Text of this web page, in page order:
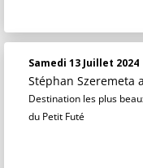
Samedi 13 Juillet 2024
Stéphan Szeremeta
Destination les plus
du Petit Futé